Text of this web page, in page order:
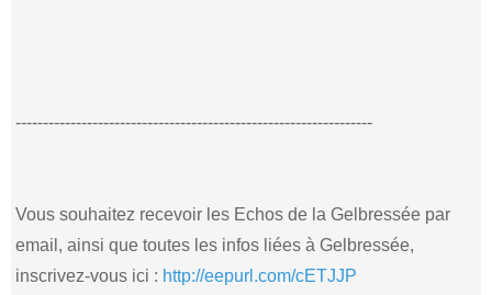
-----------------------------------------------------------------
Vous souhaitez recevoir les Echos de la Gelbressée par
email, ainsi que toutes les infos liées à Gelbressée,
inscrivez-vous ici : http://eepurl.com/cETJJP